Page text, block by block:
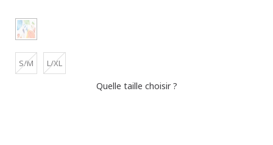
S/M L/XL
Quelle taille choisir ?